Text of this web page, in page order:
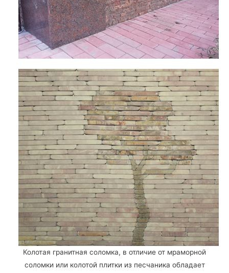
Колотая гранитная соломка, в отличие от мраморной
соломки или колотой плитки из песчаника обладает